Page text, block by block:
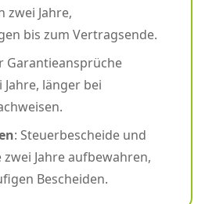
zwei Jahre,
bis zum Vertragsende.
Garantieansprüche
länger bei
: Steuerbescheide und
zwei Jahre aufbewahren,
Bescheiden.